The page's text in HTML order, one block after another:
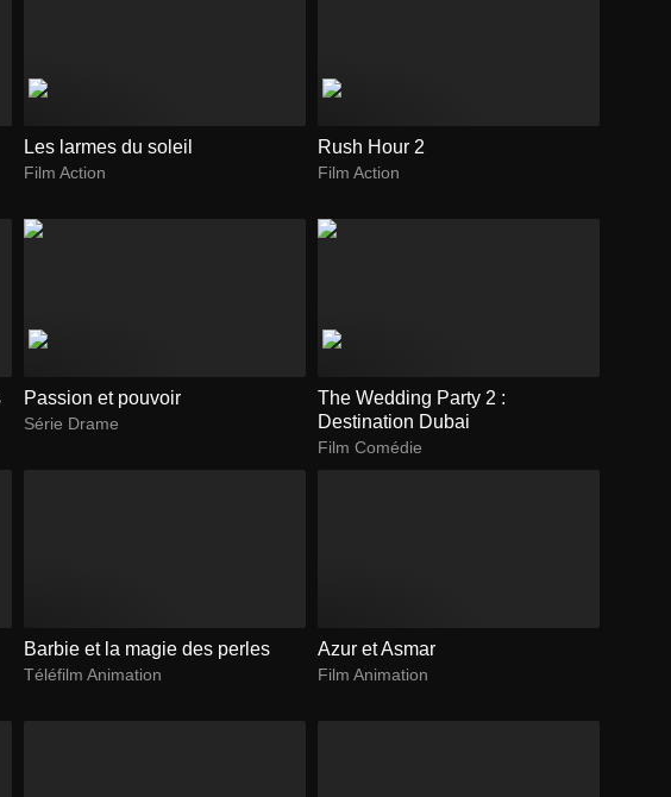
Les larmes du soleil
Film Action
Rush Hour 2
Film Action
Passion et pouvoir
Série Drame
The Wedding Party 2 :
Destination Dubai
Film Comédie
Barbie et la magie des perles
Téléfilm Animation
Azur et Asmar
Film Animation